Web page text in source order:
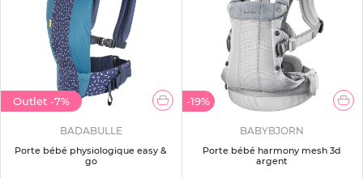
Outlet -7%
BADABULLE
Porte bébé physiologique easy &
go
-19%
BABYBJORN
Porte bébé harmony mesh 3d
argent